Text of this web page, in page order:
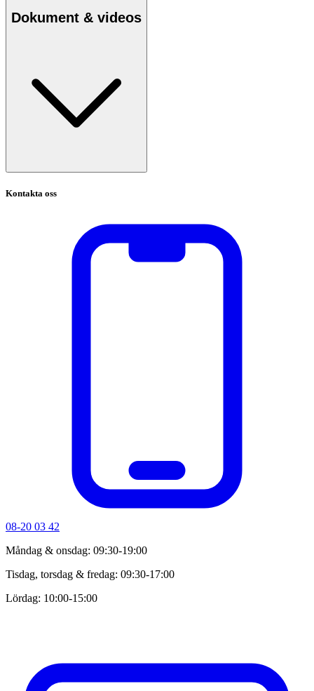
Dokument & videos
Kontakta oss
08-20 03 42
Måndag & onsdag: 09:30-19:00
Tisdag, torsdag & fredag: 09:30-17:00
Lördag: 10:00-15:00